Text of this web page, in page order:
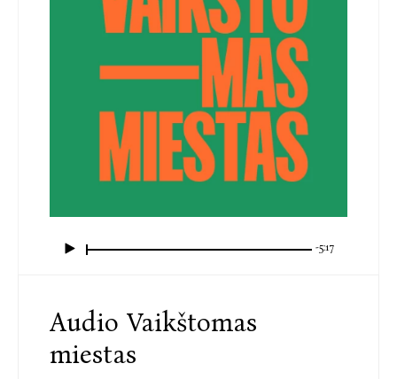
-5:17
Audio Vaikštomas
miestas